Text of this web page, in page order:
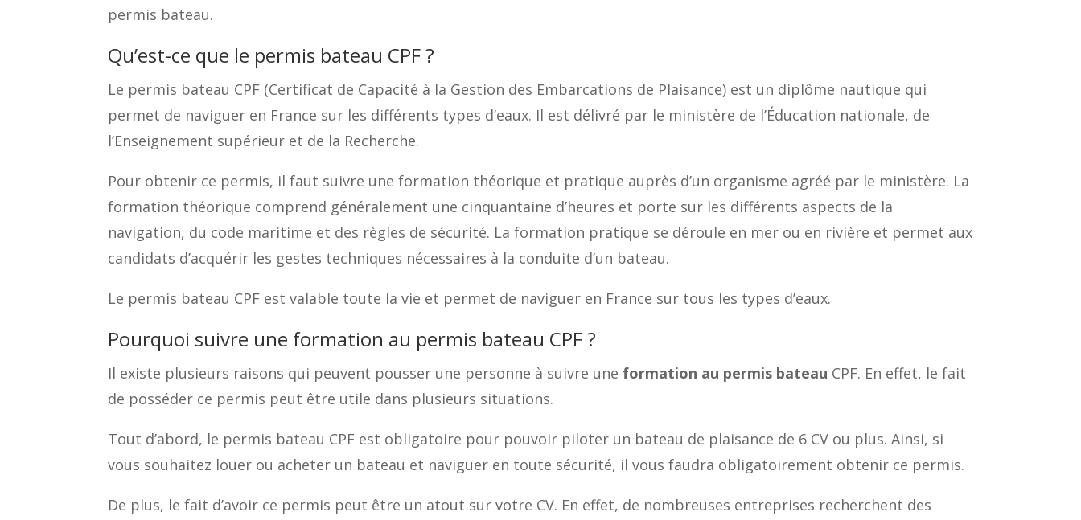
permis bateau.
Qu’est-ce que le permis bateau CPF ?
Le permis bateau CPF (Certificat de Capacité à la Gestion des Embarcations de Plaisance) est un diplôme nautique qui
permet de naviguer en France sur les différents types d’eaux. Il est délivré par le ministère de l’Éducation nationale, de
l’Enseignement supérieur et de la Recherche.
Pour obtenir ce permis, il faut suivre une formation théorique et pratique auprès d’un organisme agréé par le ministère. La
formation théorique comprend généralement une cinquantaine d’heures et porte sur les différents aspects de la
navigation, du code maritime et des règles de sécurité. La formation pratique se déroule en mer ou en rivière et permet aux
candidats d’acquérir les gestes techniques nécessaires à la conduite d’un bateau.
Le permis bateau CPF est valable toute la vie et permet de naviguer en France sur tous les types d’eaux.
Pourquoi suivre une formation au permis bateau CPF ?
Il existe plusieurs raisons qui peuvent pousser une personne à suivre une formation au permis bateau CPF. En effet, le fait
de posséder ce permis peut être utile dans plusieurs situations.
Tout d’abord, le permis bateau CPF est obligatoire pour pouvoir piloter un bateau de plaisance de 6 CV ou plus. Ainsi, si
vous souhaitez louer ou acheter un bateau et naviguer en toute sécurité, il vous faudra obligatoirement obtenir ce permis.
De plus, le fait d’avoir ce permis peut être un atout sur votre CV. En effet, de nombreuses entreprises recherchent des